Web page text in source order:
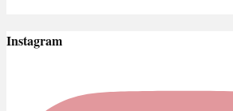
Instagram